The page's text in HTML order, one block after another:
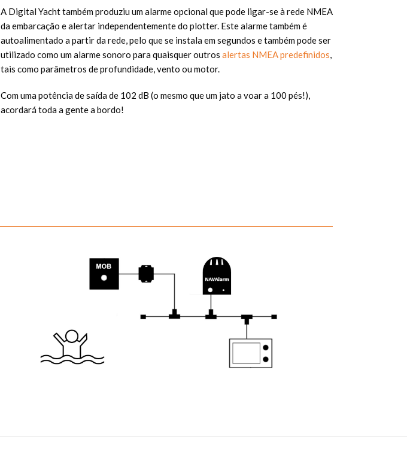
A Digital Yacht também produziu um alarme opcional que pode ligar-se à rede NMEA
da embarcação e alertar independentemente do plotter. Este alarme também é
autoalimentado a partir da rede, pelo que se instala em segundos e também pode ser
utilizado como um alarme sonoro para quaisquer outros alertas NMEA predefinidos,
tais como parâmetros de profundidade, vento ou motor.
Com uma potência de saída de 102 dB (o mesmo que um jato a voar a 100 pés!),
acordará toda a gente a bordo!